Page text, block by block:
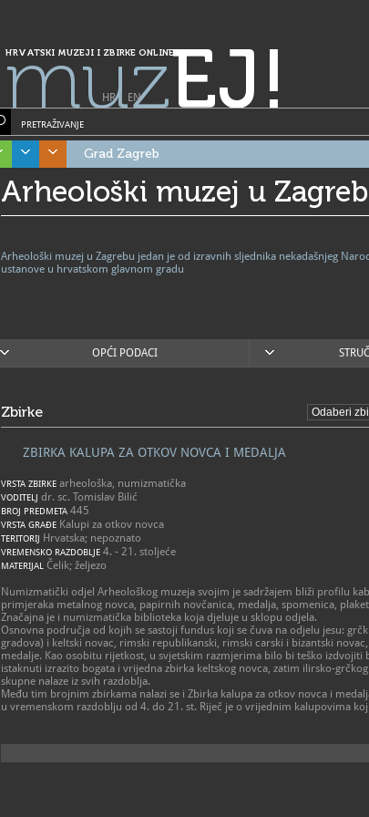
HRVATSKI MUZEJI I ZBIRKE ONLINE
muzEJ!
HR| EN
PRETRAŽIVANJE
Grad Zagreb
Arheološki muzej u
Arheološki muzej u Zagrebu jedan je od izravnih sljednika nekadašnjeg
ustanove u hrvatskom glavnom gradu
OPĆI PODACI
Zbirke
ZBIRKA KALUPA ZA OTKOV NOVCA I MEDALJA
VRSTA ZBIRKE arheološka, numizmatička
VODITELJ dr. sc. Tomislav Bilić
BROJ PREDMETA 445
VRSTA GRAĐE Kalupi za otkov novca
TERITORIJ Hrvatska; nepoznato
VREMENSKO RAZDOBLJE 4. - 21. stoljeće
MATERIJAL Čelik; željezo
Numizmatički odjel Arheološkog muzeja svojim je sadržajem bliži profilu
primjeraka metalnog novca, papirnih novčanica, medalja, spomenica,
Značajna je i numizmatička biblioteka koja djeluje u sklopu odjela.
Osnovna područja od kojih se sastoji fundus koji se čuva na odjelu jesu:
gradova) i keltski novac, rimski republikanski, rimski carski i bizantski
medalje. Kao osobitu rijetkost, u svjetskim razmjerima bilo bi teško izdvojiti
istaknuti izrazito bogata i vrijedna zbirka keltskog novca, zatim ilirsko-
skupne nalaze iz svih razdoblja.
Među tim brojnim zbirkama nalazi se i Zbirka kalupa za otkov novca i
u vremenskom razdoblju od 4. do 21. st. Riječ je o vrijednim kalupovima